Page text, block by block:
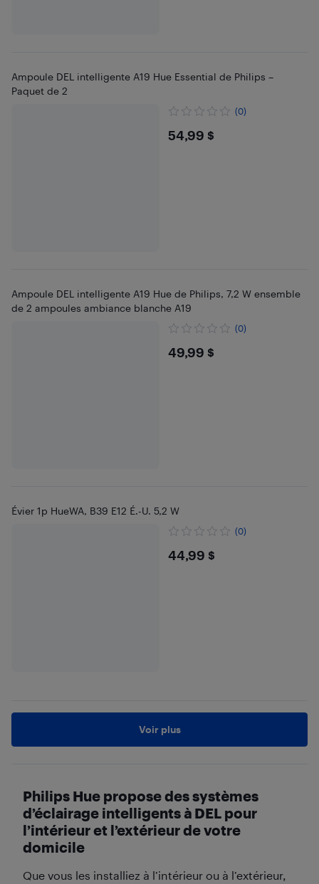
Ampoule DEL intelligente A19 Hue Essential de Philips –
Paquet de 2
(0)
$54.99
54,99 $
Ampoule DEL intelligente A19 Hue de Philips, 7,2 W ensemble
de 2 ampoules ambiance blanche A19
(0)
$49.99
49,99 $
Évier 1p HueWA, B39 E12 É.-U. 5,2 W
(0)
$44.99
44,99 $
Voir plus
Philips Hue propose des systèmes
d’éclairage intelligents à DEL pour
l’intérieur et l’extérieur de votre
domicile
Que vous les installiez à l’intérieur ou à l’extérieur,